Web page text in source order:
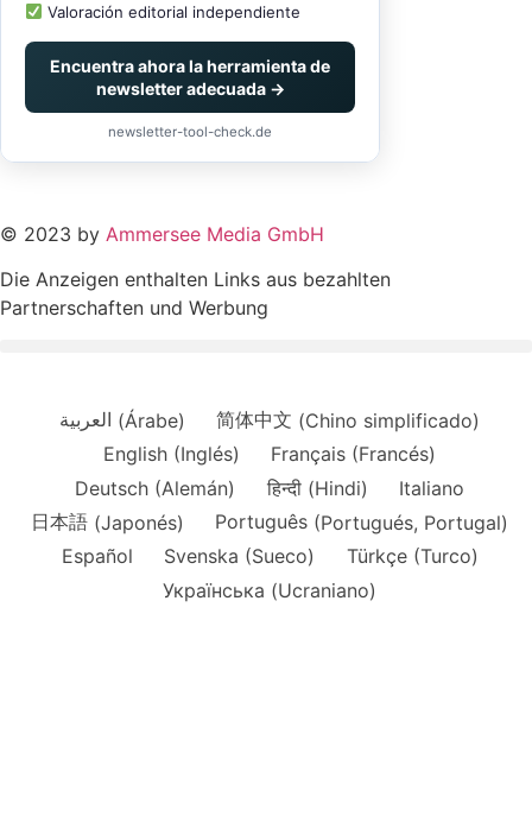
Valoración editorial independiente
Encuentra ahora la herramienta de
newsletter adecuada →
newsletter-tool-check.de
© 2023 by Ammersee Media GmbH
Die Anzeigen enthalten Links aus bezahlten
Partnerschaften und Werbung
العربية (Árabe) 简体中文 (Chino simplificado)
English (Inglés) Français (Francés)
Deutsch (Alemán) हिन्दी(Hindi)
Italiano
日本語 (Japonés) Português (Portugués, Portugal)
Español
Svenska (Sueco) Türkçe(Turco)
Українська (Ucraniano)